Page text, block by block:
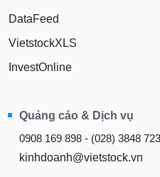
DataFeed
VietstockXLS
InvestOnline
Quảng cáo & Dịch vụ
0908 169 898 - (028) 3848
kinhdoanh@vietstock.vn